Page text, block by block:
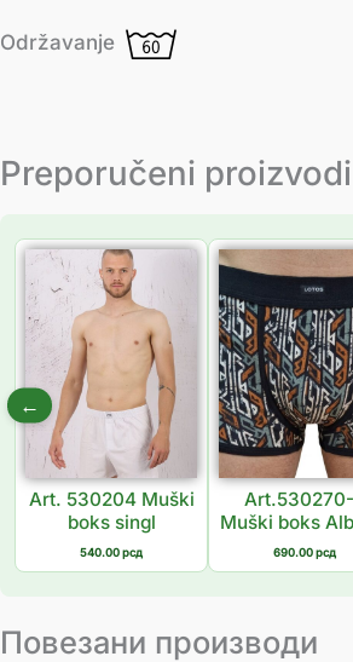
Održavanje
Preporučeni proizvodi
←
Art. 530204 Muški
boks singl
540.00рсд
Muški boks
690.00рсд
Повезани производи